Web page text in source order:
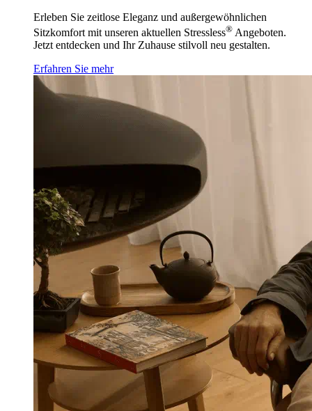
Erleben Sie zeitlose Eleganz und außergewöhnlichen
Sitzkomfort mit unseren aktuellen Stressless® Angeboten.
Jetzt entdecken und Ihr Zuhause stilvoll neu gestalten.
Erfahren Sie mehr